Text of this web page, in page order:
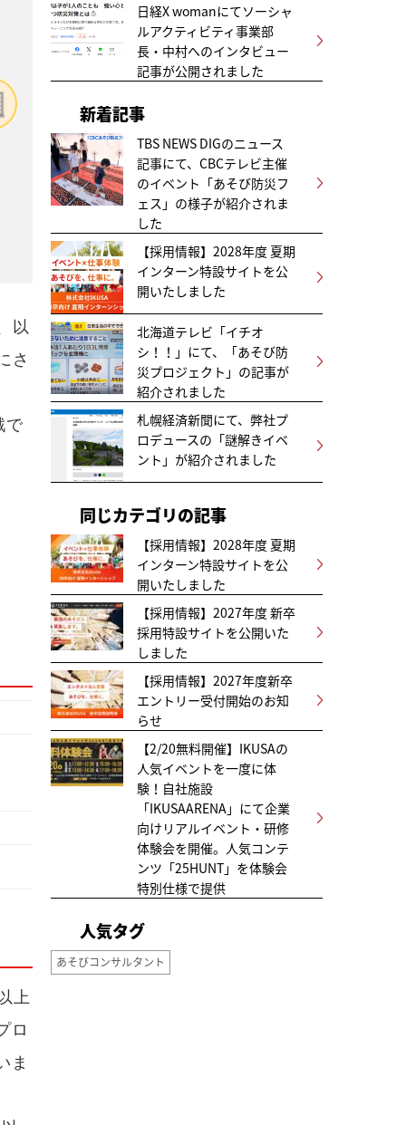
以
さ
で
上
ロ
ま
日経X womanにてソーシャ
ルアクティビティ事業部
長・中村へのインタビュー
記事が公開されました
新着記事
TBS NEWS DIGのニュース
記事にて、CBCテレビ主催
のイベント「あそび防災フ
ェス」の様子が紹介されま
した
【採用情報】2028年度 夏期
インターン特設サイトを公
開いたしました
北海道テレビ「イチオ
シ！！」にて、「あそび防
災プロジェクト」の記事が
紹介されました
札幌経済新聞にて、弊社プ
ロデュースの「謎解きイベ
ント」が紹介されました
同じカテゴリの記事
【採用情報】2028年度 夏期
インターン特設サイトを公
開いたしました
【採用情報】2027年度 新卒
採用特設サイトを公開いた
しました
【採用情報】2027年度新卒
エントリー受付開始のお知
らせ
【2/20無料開催】IKUSAの
人気イベントを一度に体
験！自社施設
「IKUSAARENA」にて企業
向けリアルイベント・研修
体験会を開催。人気コンテ
ンツ「25HUNT」を体験会
特別仕様で提供
人気タグ
あそびコンサルタント